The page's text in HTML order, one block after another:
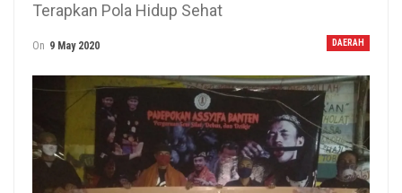
Terapkan Pola Hidup Sehat
DAERAH
On 9 May 2020